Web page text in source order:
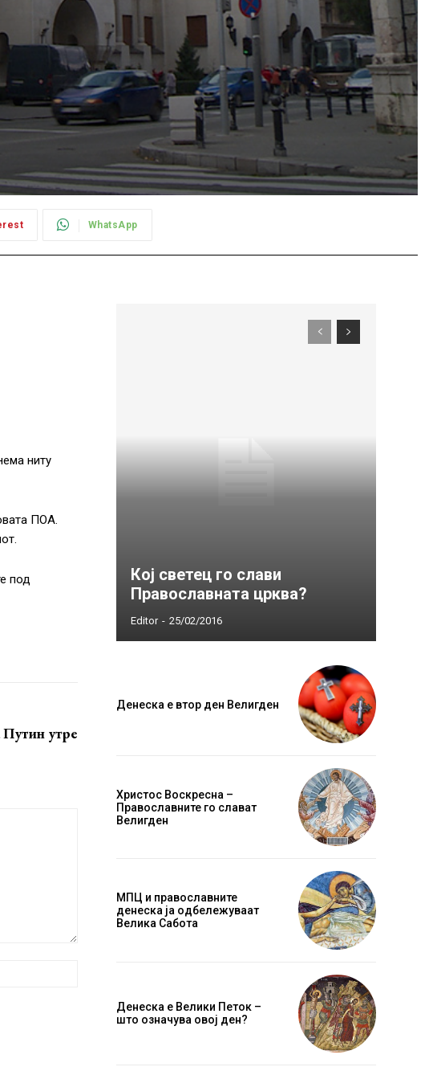
WhatsApp
ниту
ПОА.
под
утре
Кој светец го слави
Православната црква?
Editor - 25/02/2016
Денеска е втор ден Велигден
Христос Воскресна –
Православните го слават
Велигден
МПЦ и православните
денеска ја одбележуваат
Велика Сабота
Денеска е Велики Петок –
што означува овој ден?